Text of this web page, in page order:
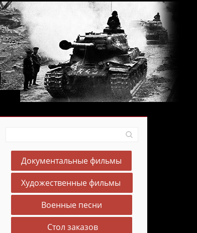
Документальные фильмы
Художественные фильмы
Военные песни
Стол заказов